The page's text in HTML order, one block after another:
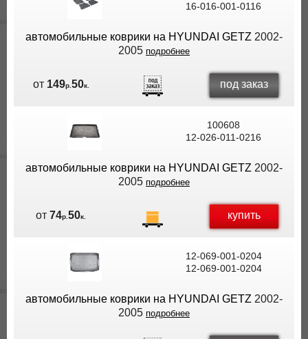
16-016-001-0116
автомобильные коврики на HYUNDAI GETZ 2002-
2005 подробнее
от 149р. 50к. под заказ
100608
12-026-011-0216
автомобильные коврики на HYUNDAI GETZ 2002-
2005 подробнее
от74р.50к. купить
12-069-001-0204
12-069-001-0204
автомобильные коврики на HYUNDAI GETZ 2002-
2005 подробнее